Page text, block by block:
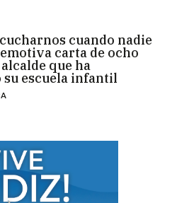
cuando nadie
carta de ocho
que ha
escuela infantil